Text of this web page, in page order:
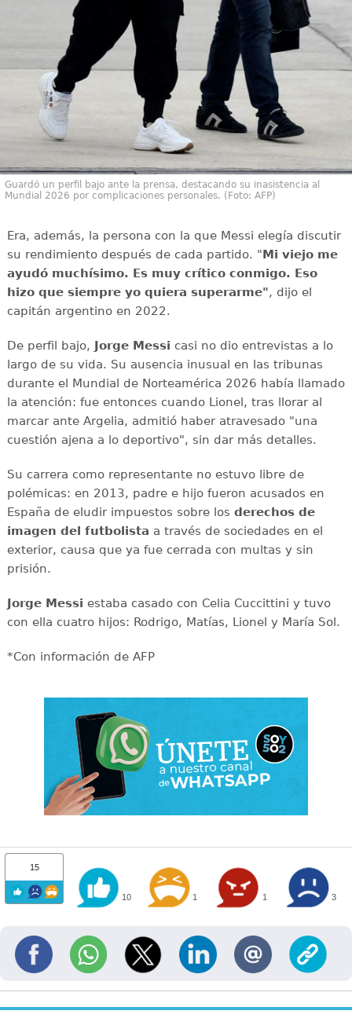
Guardó un perfil bajo ante la prensa, destacando su inasistencia al
Mundial 2026 por complicaciones personales. (Foto: AFP)
Era, además, la persona con la que Messi elegía discutir
su rendimiento después de cada partido. "Mi viejo me
ayudó muchísimo. Es muy crítico conmigo. Eso
hizo que siempre yo quiera superarme", dijo el
capitán argentino en 2022.
De perfil bajo, Jorge Messi casi no dio entrevistas a lo
largo de su vida. Su ausencia inusual en las tribunas
durante el Mundial de Norteamérica 2026 había llamado
la atención: fue entonces cuando Lionel, tras llorar al
marcar ante Argelia, admitió haber atravesado "una
cuestión ajena a lo deportivo", sin dar más detalles.
Su carrera como representante no estuvo libre de
polémicas: en 2013, padre e hijo fueron acusados en
España de eludir impuestos sobre los derechos de
imagen del futbolista a través de sociedades en el
exterior, causa que ya fue cerrada con multas y sin
prisión.
Jorge Messi estaba casado con Celia Cuccittini y tuvo
con ella cuatro hijos: Rodrigo, Matías, Lionel y María Sol.
*Con información de AFP
15
10 1 1 3